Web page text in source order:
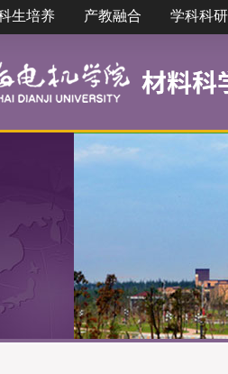
生培养 产教融合 学科科研